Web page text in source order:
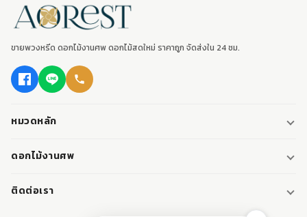
ขายพวงหรีด ดอกไม้งานศพ ดอกไม้สดใหม่ ราคาถูก จัดส่งใน 24 ชม.
หมวดหลัก
พวงหรีด
พวงหรีดมาลา
ดอกไม้งานศพ
ดอกไม้หน้าศพ
ติดต่อเรา